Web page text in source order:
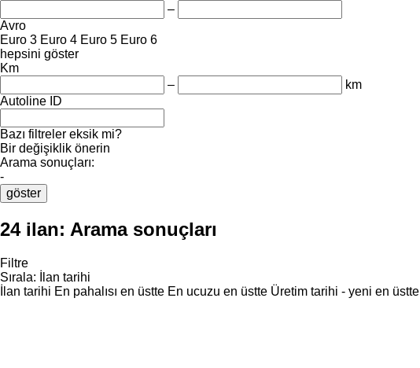
–
Avro
Euro 3 Euro 4 Euro 5 Euro 6
hepsini göster
Km
–
km
Autoline ID
Bazı filtreler eksik mi?
Bir değişiklik önerin
Arama sonuçları:
-
göster
24 ilan: Arama sonuçları
Filtre
Sırala:
İlan tarihi
İlan tarihi En pahalısı en üstte En ucuzu en üstte Üretim tarihi - yeni en üstte